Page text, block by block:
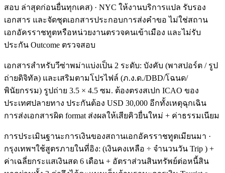
สอบ ล่าสุดก่อนยื่นทุกเคส) · NYC ให้งานบริการแปล รับรอง
เอกสาร และจัดชุดเอกสารประกอบการส่งคำขอ ไม่ใช่สถาน
เอกอัครราชทูตหรือหน่วยงานตรวจคนเข้าเมือง และไม่รับ
ประกัน Outcome ตรวจสอบ
เอกสารสำหรับวีซ่าพม่าแบ่งเป็น 2 ระดับ: บังคับ (พาสปอร์ต / รูป
ถ่ายดิจิทัล) และเสริมตามโปรไฟล์ (ภ.ง.ด./DBD/โฉนด/
พินัยกรรม) รูปถ่าย 3.5 × 4.5 ซม. ต้องตรงสเปก ICAO ของ
ประเทศปลายทาง ประกันต้อง USD 30,000 อีกทั้งเหตุฉุกเฉิน
การส่งเอกสารผิด format ส่งผลให้เสียคิวยื่นใหม่ + ค่าธรรมเนียม
การประเมินฐานะการเงินของสถานเอกอัครราชทูตเมียนมา ·
กรุงเทพฯใช้สูตรภายในที่อิง: (เงินคงเหลือ ÷ จำนวนวัน Trip ) +
ค่าเฉลี่ยกระแสเงินสด 6 เดือน + อัตราส่วนสินทรัพย์ต่อหนี้สิน